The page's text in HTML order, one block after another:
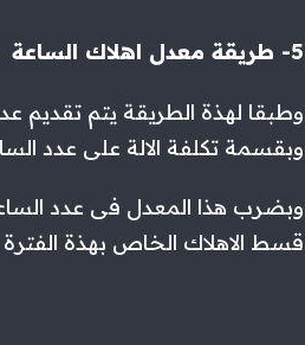
5- طريقة معدل اهلاك الساعة
وطبقا لهذة الطريقة يتم تقديم
وبقسمة تكلفة الالة على عدد
وبضرب هذا المعدل فى عدد
قسط الاهلاك الخاص بهذة الفترة